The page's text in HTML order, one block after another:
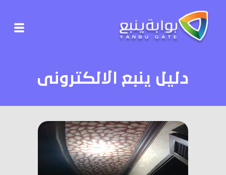
دليل ينبع الالكترونى